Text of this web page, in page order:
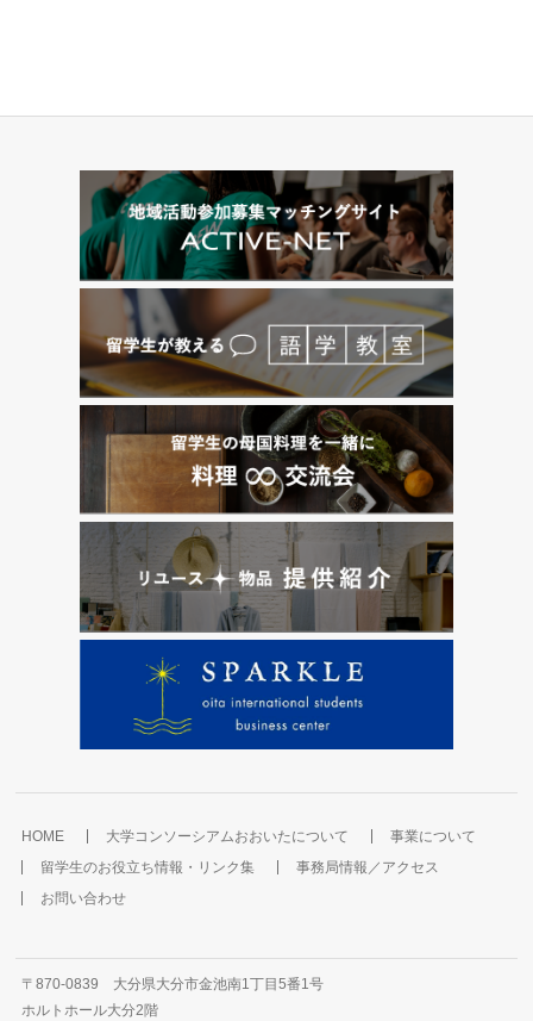
HOME 大学コンソーシアムおおいたについて
事業について
留学生のお役立ち情報・リンク集
事務局情報／アクセス
お問い合わせ
〒870-0839 大分県大分市金池南1丁目5番1号
ホルトホール大分2階